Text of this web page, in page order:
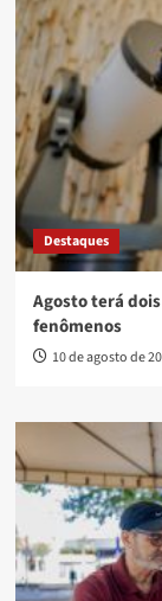
Destaques
Agosto terá
fenômenos
10 de agosto de